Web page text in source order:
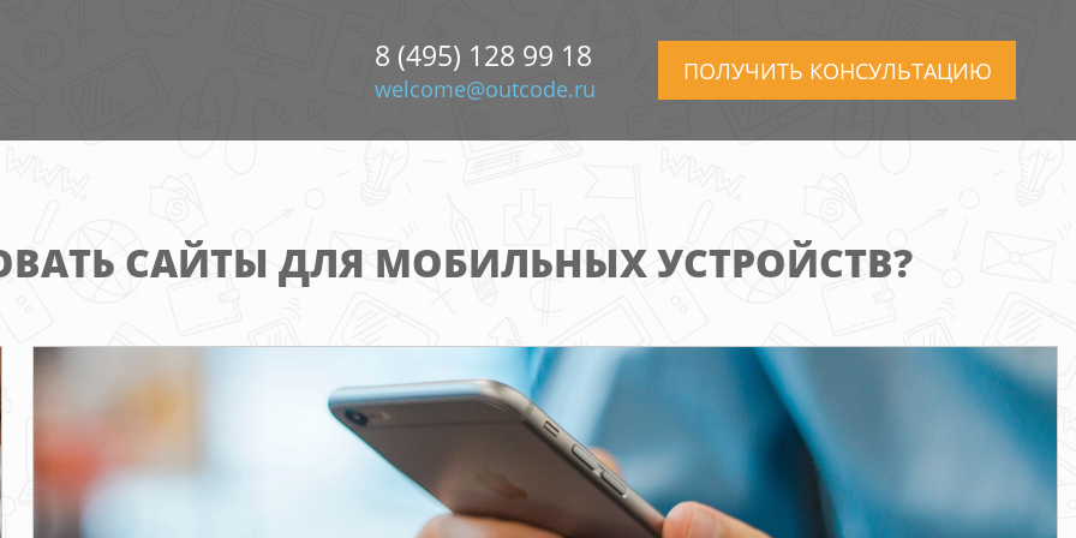
8 (495) 128 99 18
welcome@outcode.ru
ПОЛУЧИТЬ КОНСУЛЬТАЦИЮ
САЙТЫ ДЛЯ МОБИЛЬНЫХ УСТРОЙСТВ?